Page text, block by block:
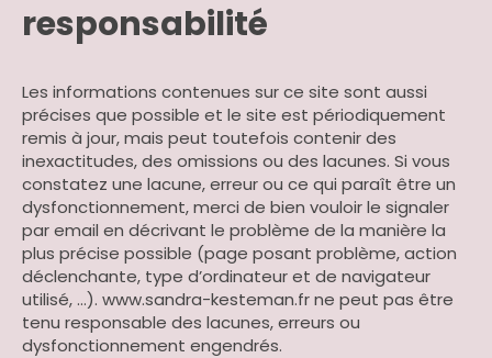
responsabilité
Les informations contenues sur ce site sont aussi
précises que possible et le site est périodiquement
remis à jour, mais peut toutefois contenir des
inexactitudes, des omissions ou des lacunes. Si vous
constatez une lacune, erreur ou ce qui paraît être un
dysfonctionnement, merci de bien vouloir le signaler
par email en décrivant le problème de la manière la
plus précise possible (page posant problème, action
déclenchante, type d’ordinateur et de navigateur
utilisé, …). www.sandra-kesteman.fr ne peut pas être
tenu responsable des lacunes, erreurs ou
dysfonctionnement engendrés.